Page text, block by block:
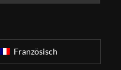
Französisch